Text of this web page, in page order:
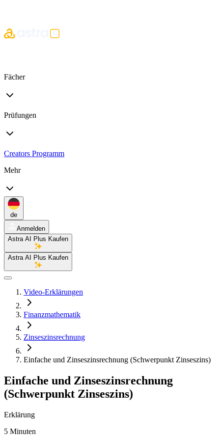
Fächer
Prüfungen
Creators Programm
Mehr
de
Anmelden
Astra AI Plus Kaufen
Astra AI Plus Kaufen
Video-Erklärungen
Finanzmathematik
Zinseszinsrechnung
Einfache und Zinseszinsrechnung (Schwerpunkt Zinseszins)
Einfache und Zinseszinsrechnung
(Schwerpunkt Zinseszins)
Erklärung
5 Minuten